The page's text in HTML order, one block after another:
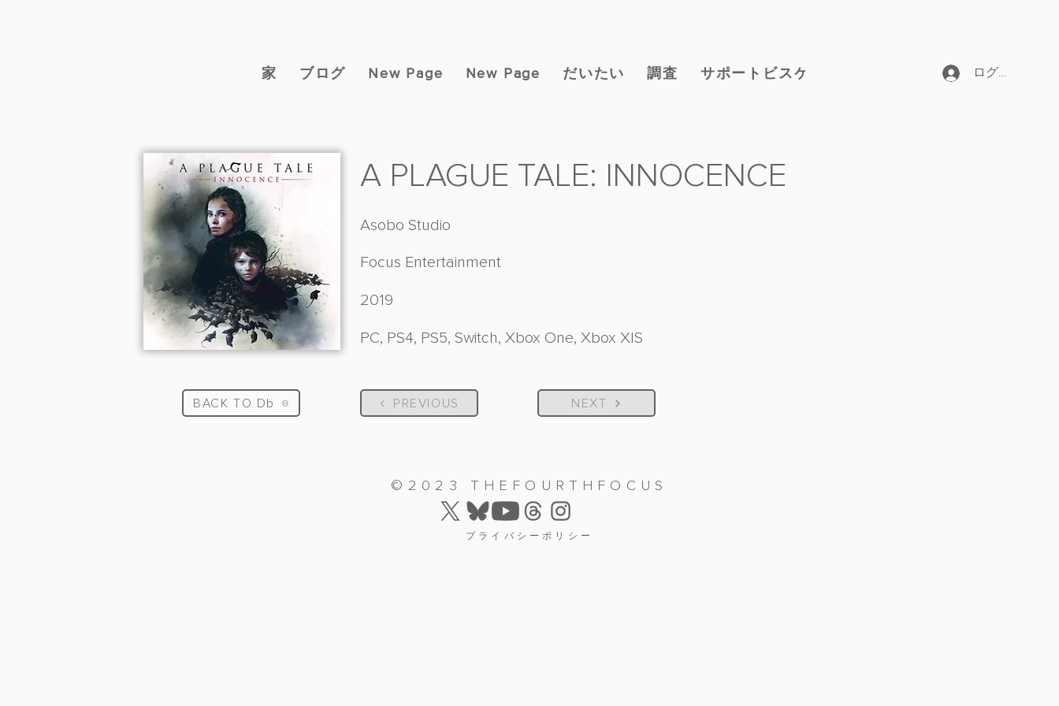
家 ブログ New Page New Page だいたい 調査 サポートビスケット ログイン
BACK TO Db
A PLAGUE TALE: INNOCENCE
Asobo Studio
Focus Entertainment
2019
PC, PS4, PS5, Switch, Xbox One, Xbox X|S
PREVIOUS NEXT
©2023 THEFOURTHFOCUS
プライバシーポリシー